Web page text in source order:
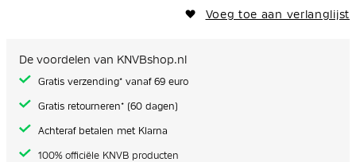
Voeg toe aan verlanglijst
De voordelen van KNVBshop.nl
Gratis verzending* vanaf 69 euro
Gratis retourneren* (60 dagen)
Achteraf betalen met Klarna
100% officiële KNVB producten